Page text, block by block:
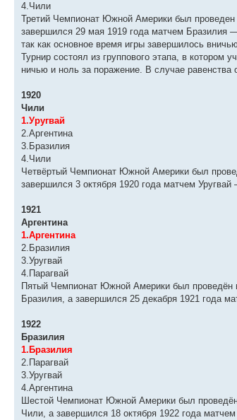
4.Чили
Третий Чемпионат Южной Америки был
завершился 29 мая 1919 года матчем Бразилия
так как основное время игры завершилось
Турнир состоял из группового этапа, в котором
ничью и ноль за поражение. В случае
1920
Чили
1.Уругвай
2.Аргентина
3.Бразилия
4.Чили
Четвёртый Чемпионат Южной Америки был
завершился 3 октября 1920 года матчем
1921
Аргентина
1.Аргентина
2.Бразилия
3.Уругвай
4.Парагвай
Пятый Чемпионат Южной Америки был проведён
Бразилия, а завершился 25 декабря 1921 года
1922
Бразилия
1.Бразилия
2.Парагвай
3.Уругвай
4.Аргентина
Шестой Чемпионат Южной Америки был
Чили, а завершился 18 октября 1922 года